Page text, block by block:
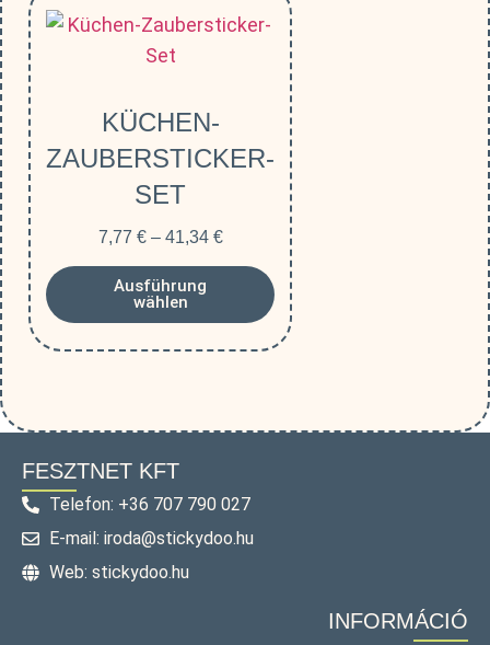
KÜCHEN-
ZAUBERSTICKER-
SET
7,77 € – 41,34 €
Ausführung
wählen
FESZTNET KFT
Telefon: +36 707 790 027
E-mail: iroda@stickydoo.hu
Web: stickydoo.hu
INFORMÁCIÓ